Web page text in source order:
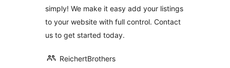
simply! We make it easy add your listings
to your website with full control. Contact
us to get started today.
ReichertBrothers